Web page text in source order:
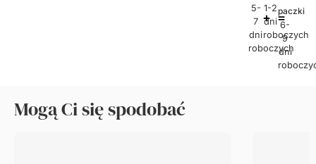
5-
7
dni
roboczych
1-2
dni
roboczych
paczki
6-
9
dni
Mogą Ci się spodobać